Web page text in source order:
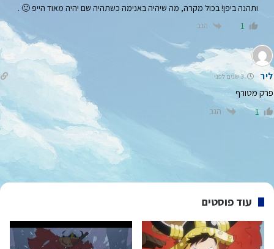
ותהנה ביפן! בכול מקרה, מה שיהיה באנימה כשתהיה שם יהיה מאוד הייפ 🙂 .
1 הגב
ליר 3 שנים לפני
פרק מטורף
1 הגב
עוד פוסטים